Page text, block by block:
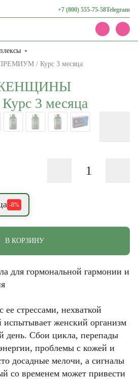
+7 (800) 555-75-58Telegram
Каталог
Акции
О нас
Контакты
/ Курс 3 месяца
3 месяца
-8%
В КОРЗИНУ
для гормональной гармонии и
стрессами, нехваткой
испытывает женский организм
день. Сбои цикла, перепады
проблемы с кожей и
досадные мелочи, а сигналы
со временем может привести